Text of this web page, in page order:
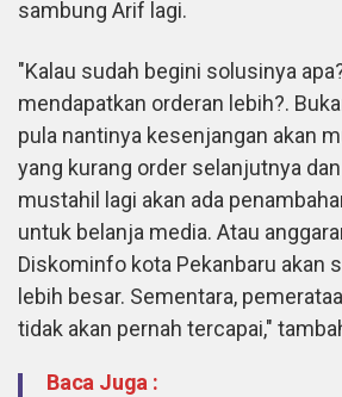
sambung Arif lagi.
"Kalau sudah begini solusinya
mendapatkan orderan lebih?.
pula nantinya kesenjangan akan
yang kurang order selanjutnya
mustahil lagi akan ada
untuk belanja media. Atau
Diskominfo kota Pekanbaru akan
lebih besar. Sementara,
tidak akan pernah tercapai,"
Baca Juga :